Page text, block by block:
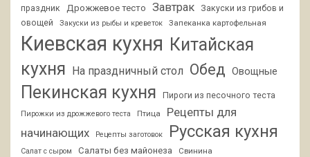
праздник
Дрожжевое тесто Завтрак
Закуски из грибов и
овощей
Закуски из рыбы и креветок Запеканка картофельная
Киевская кухня Китайская
кухня
На праздничный стол Обед Овощные
Пекинская кухня Пироги из песочного теста
Пирожки из дрожжевого теста Птица
Рецепты для
начинающих
Рецепты заготовок Русская кухня
Салат с сыром Салаты без майонеза Свинина